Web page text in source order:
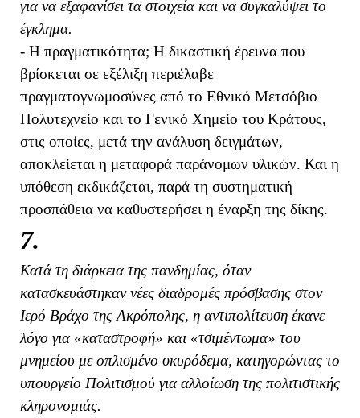
για να εξαφανίσει τα στοιχεία και να συγκαλύψει το
έγκλημα.
- Η πραγματικότητα; Η δικαστική έρευνα που
βρίσκεται σε εξέλιξη περιέλαβε
πραγματογνωμοσύνες από το Εθνικό Μετσόβιο
Πολυτεχνείο και το Γενικό Χημείο του Κράτους,
στις οποίες, μετά την ανάλυση δειγμάτων,
αποκλείεται η μεταφορά παράνομων υλικών. Και η
υπόθεση εκδικάζεται, παρά τη συστηματική
προσπάθεια να καθυστερήσει η έναρξη της δίκης.
7.
Κατά τη διάρκεια της πανδημίας, όταν
κατασκευάστηκαν νέες διαδρομές πρόσβασης στον
Ιερό Βράχο της Ακρόπολης, η αντιπολίτευση έκανε
λόγο για «καταστροφή» και «τσιμέντωμα» του
μνημείου με οπλισμένο σκυρόδεμα, κατηγορώντας το
υπουργείο Πολιτισμού για αλλοίωση της πολιτιστικής
κληρονομιάς.